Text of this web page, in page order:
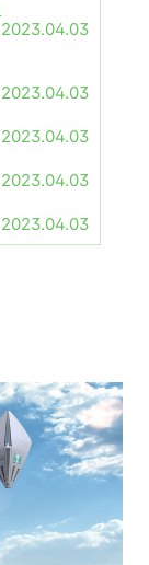
2023.04.03
2023.04.03
2023.04.03
2023.04.03
2023.04.03